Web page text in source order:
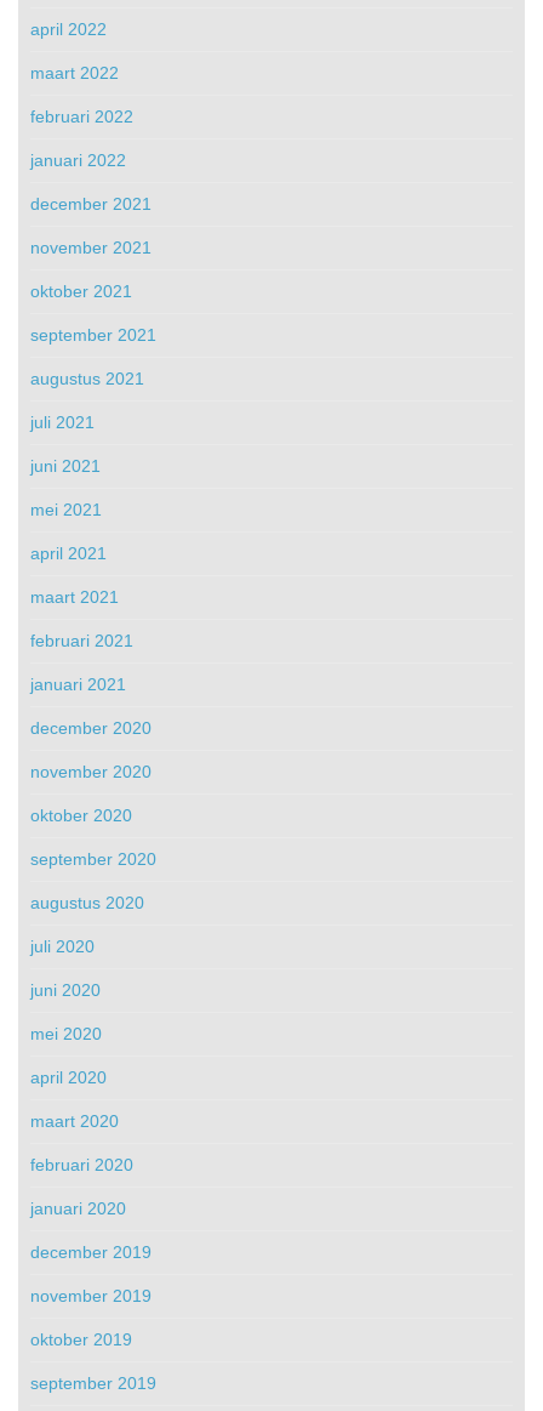
april 2022
maart 2022
februari 2022
januari 2022
december 2021
november 2021
oktober 2021
september 2021
augustus 2021
juli 2021
juni 2021
mei 2021
april 2021
maart 2021
februari 2021
januari 2021
december 2020
november 2020
oktober 2020
september 2020
augustus 2020
juli 2020
juni 2020
mei 2020
april 2020
maart 2020
februari 2020
januari 2020
december 2019
november 2019
oktober 2019
september 2019